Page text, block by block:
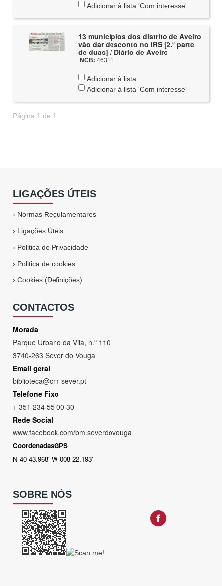
Adicionar à lista 'Com interesse'
13 municípios dos distrito de Aveiro
vão dar desconto no IRS [2.ª parte
de duas] / Diário de Aveiro
NCB: 46311
Adicionar à lista
Adicionar à lista 'Com interesse'
Página 1 de 1
LIGAÇÕES ÚTEIS
› Normas Regulamentares
› Ligações Úteis
› Politica de Privacidade
› Politica de cookies
›Cookies (Definições)
CONTACTOS
Morada
Parque Urbano da Vila, n.º 110
3740-263 Sever do Vouga
Email geral
biblioteca@cm-sever.pt
Telefone Fixo
+ 351 234 55 00 30
Rede Social
www.facebook.com/bm.severdovouga
CoordenadasGPS
N 40 43.968' W 008 22.193'
SOBRE NÓS